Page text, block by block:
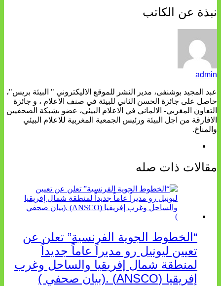
نبذة عن الكاتب
admin
عبد المجيد بوشنفى، مدير النشر للموقع الاليكتروني " البيئة بريس"،
حاصل على جائزة الحسن الثاني للبيئة في صنف الاعلام ، و جائزة
التعاون المغربي- الالماني في الاعلام البيئي، عضو بشبكة الصحفيين
الافارقة من اجل البيئة ورئيس الجمعية المغربية للاعلام البيئي
والمناخ.
مقالات ذات صله
“الخطوط الجوية الفرنسية” تعلن عن
تعيين ليونيل رو مديراً عاماً جديداً
لمنطقة شمال إفريقيا والساحل وغرب
إفريقيا (ANSCO) .(بيان صحفي )